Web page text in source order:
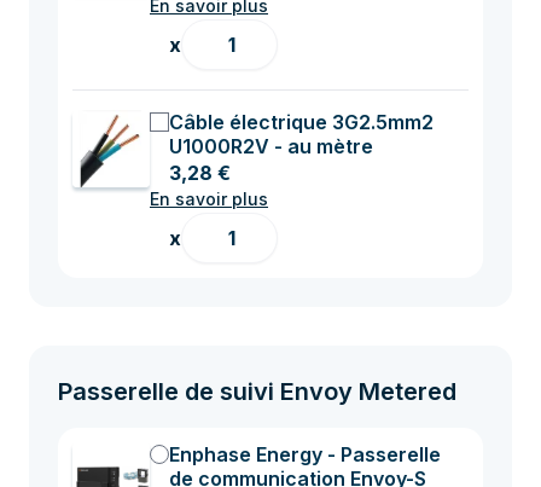
En savoir plus
x
Câble électrique 3G2.5mm2
U1000R2V - au mètre
3,28 €
En savoir plus
x
Passerelle de suivi Envoy Metered
Enphase Energy - Passerelle
de communication Envoy-S